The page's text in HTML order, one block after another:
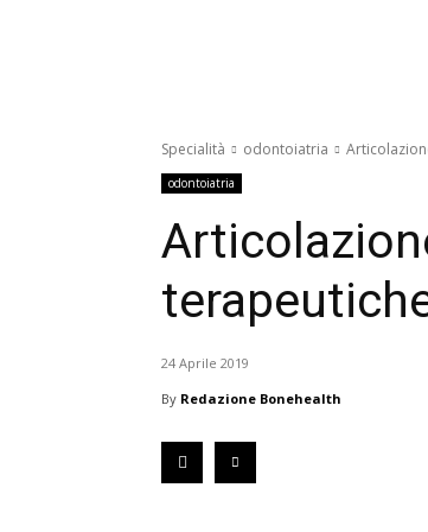
Specialità odontoiatria
odontoiatria
24 Aprile 2019
By Redazione Bonehealth